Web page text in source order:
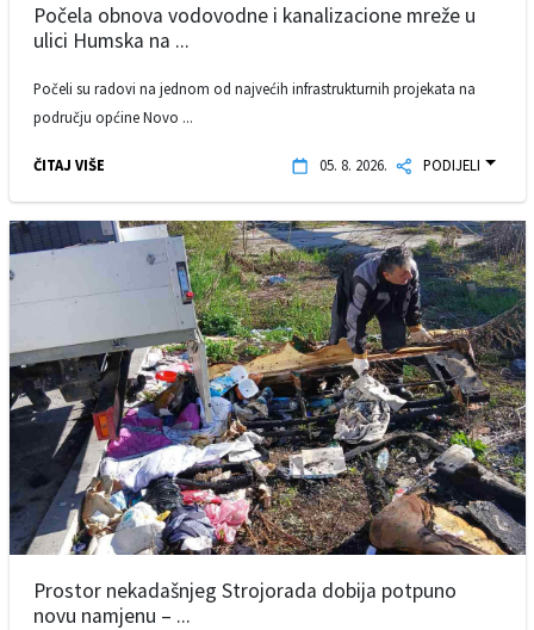
Počela obnova vodovodne i kanalizacione mreže u
ulici Humska na ...
Počeli su radovi na jednom od najvećih infrastrukturnih projekata na
području općine Novo ...
ČITAJ VIŠE 05. 8. 2026. PODIJELI
Prostor nekadašnjeg Strojorada dobija potpuno
novu namjenu – ...